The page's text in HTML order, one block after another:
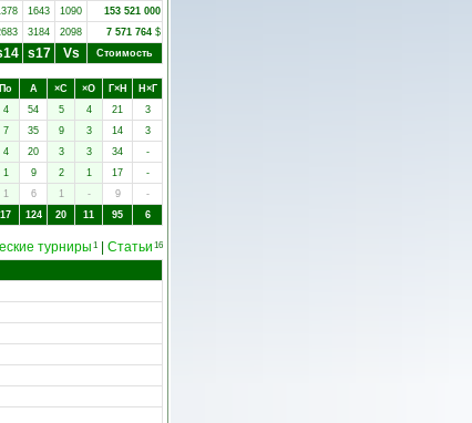
1643 1090
153 521 000
3184 2098 7 571 764 $
s17 Vs Стоимость
Пo А ×C ×O Г×Н
Н×Г
4 54 5 4 21
3
7 35 9 3 14
3
4 20 3 3 34
-
1 9 2 1 17
-
1 6 1 - 9
-
17 124 20 11 95 6
турниры 1 Статьи 16